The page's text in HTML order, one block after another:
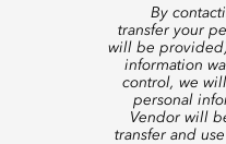
By
transfer your
will be
information
control, we
personal
Vendor will
transfer and